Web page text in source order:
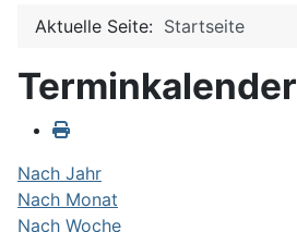
Aktuelle Seite: Startseite
Terminkalender
Nach Jahr
Nach Monat
Nach Woche